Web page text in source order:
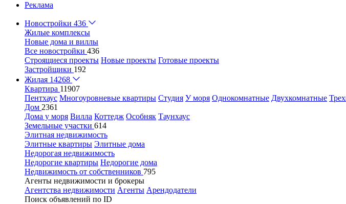
Реклама
Новостройки 436
Жилые комплексы
Новые дома и виллы
Все новостройки 436
Строящиеся проекты Новые проекты Готовые проекты
Застройщики 192
Жилая 14268
Квартира 11907
Пентхаус Многоуровневые квартиры Студия У моря Однокомнатные Двухкомнатные
Дом 2361
Дома у моря Вилла Коттедж Особняк Таунхаус
Земельные участки 614
Элитная недвижимость
Элитные квартиры Элитные дома
Недорогая недвижимость
Недорогие квартиры Недорогие дома
Недвижимость от собственников 795
Агенты недвижимости и брокеры
Агентства недвижимости Агенты Арендодатели
Поиск объявлений по ID